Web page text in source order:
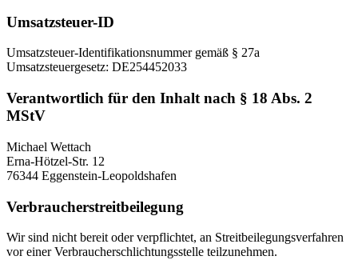
Umsatzsteuer-ID
Umsatzsteuer-Identifikationsnummer gemäß § 27a
Umsatzsteuergesetz: DE254452033
Verantwortlich für den Inhalt nach § 18 Abs. 2
MStV
Michael Wettach
Erna-Hötzel-Str. 12
76344 Eggenstein-Leopoldshafen
Verbraucherstreitbeilegung
Wir sind nicht bereit oder verpflichtet, an Streitbeilegungsverfahren
vor einer Verbraucherschlichtungsstelle teilzunehmen.